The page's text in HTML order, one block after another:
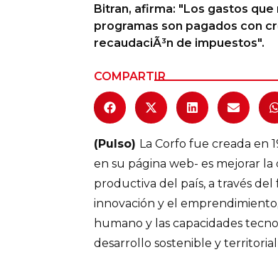
Calendario de Eventos
Bitran, afirma: "Los gastos
programas son pagados con
recaudaciÃ³n de impuestos".
COMPARTIR
(Pulso) La Corfo fue creada en
en su página web- es mejorar
productiva del país, a través del
innovación y el
humano y las capacidades
desarrollo sostenible y